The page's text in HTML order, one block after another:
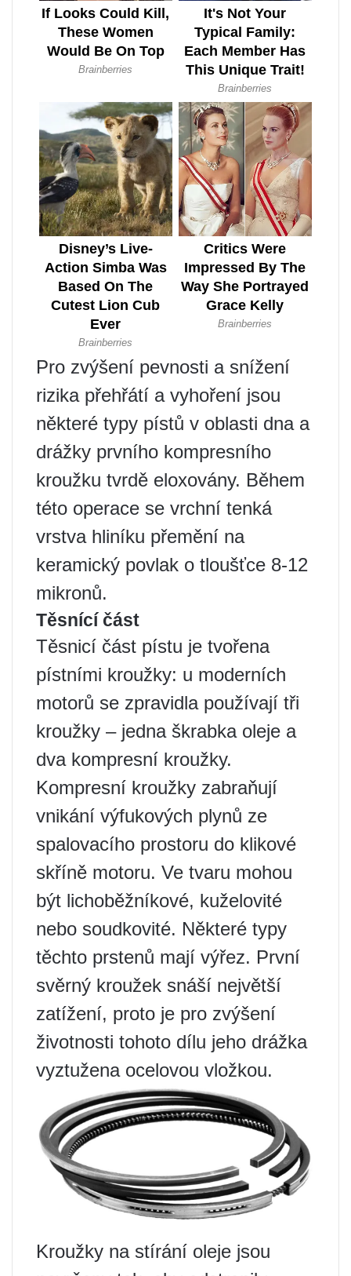
Pro zvýšení pevnosti a snížení
rizika přehřátí a vyhoření jsou
některé typy pístů v oblasti dna a
drážky prvního kompresního
kroužku tvrdě eloxovány. Během
této operace se vrchní tenká
vrstva hliníku přemění na
keramický povlak o tloušťce 8-12
mikronů.
Těsnící část
Těsnicí část pístu je tvořena
pístními kroužky: u moderních
motorů se zpravidla používají tři
kroužky – jedna škrabka oleje a
dva kompresní kroužky.
Kompresní kroužky zabraňují
vnikání výfukových plynů ze
spalovacího prostoru do klikové
skříně motoru. Ve tvaru mohou
být lichoběžníkové, kuželovité
nebo soudkovité. Některé typy
těchto prstenů mají výřez. První
svěrný kroužek snáší největší
zatížení, proto je pro zvýšení
životnosti tohoto dílu jeho drážka
vyztužena ocelovou vložkou.
Kroužky na stírání oleje jsou